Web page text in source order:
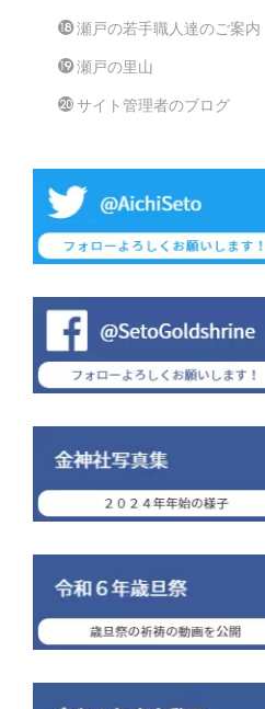
瀬戸の若手職人達のご案内
瀬戸の里山
サイト管理者のブログ